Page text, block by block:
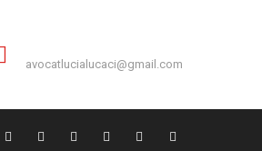
avocatlucialucaci@gmail.com